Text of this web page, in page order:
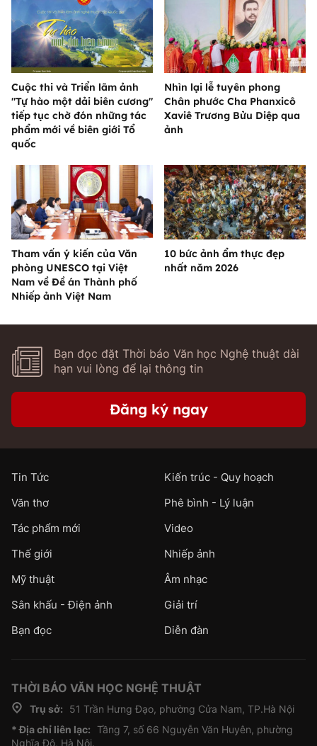
Cuộc thi và Triển lãm ảnh
"Tự hào một dải biên cương"
tiếp tục chờ đón những tác
phẩm mới về biên giới Tổ
quốc
Nhìn lại lễ tuyên phong
Chân phước Cha Phanxicô
Xaviê Trương Bửu Diệp qua
ảnh
Tham vấn ý kiến của Văn
phòng UNESCO tại Việt
Nam về Đề án Thành phố
Nhiếp ảnh Việt Nam
10 bức ảnh ẩm thực đẹp
nhất năm 2026
Bạn đọc đặt Thời báo Văn học Nghệ thuật dài
hạn vui lòng để lại thông tin
Đăng ký ngay
Tin Tức
Kiến trúc - Quy hoạch
Văn thơ
Phê bình - Lý luận
Tác phẩm mới
Video
Thế giới
Nhiếp ảnh
Mỹ thuật
Âm nhạc
Sân khấu - Điện ảnh
Giải trí
Bạn đọc
Diễn đàn
THỜI BÁO VĂN HỌC NGHỆ THUẬT
Trụ sở:
51 Trần Hưng Đạo, phường Cửa Nam, TP.Hà Nội
* Địa chỉ liên lạc: Tầng 7, số 66 Nguyễn Văn Huyên, phường
Nghĩa Đô, Hà Nội.